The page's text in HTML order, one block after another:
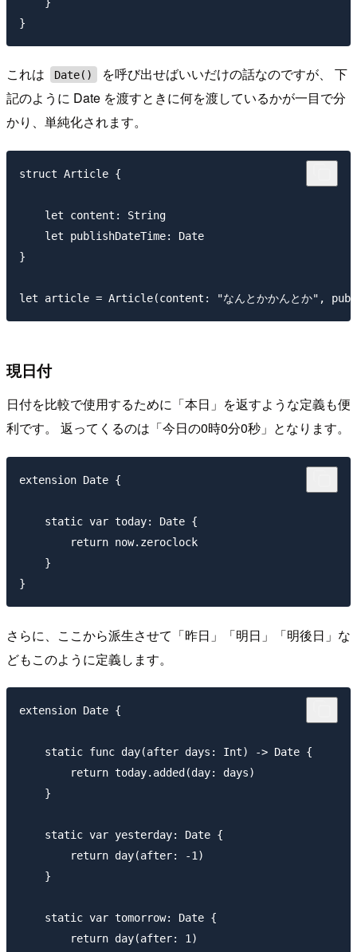
これは Date()
を呼び出せばいいだけの話なのですが、 下
記のように Date を渡すときに何を渡しているかが一目で分
かり、単純化されます。
struct Article {
    let content: String
    let publishDateTime: Date
}
現日付
日付を比較で使用するために「本日」を返すような定義も便
利です。 返ってくるのは「今日の0時0分0秒」となります。
extension Date {
    static var today: Date {
        return now.zeroclock
    }
さらに、ここから派生させて「昨日」「明日」「明後日」な
どもこのように定義します。
extension Date {
    static func day(after days: Int) -> Date {
        return today.added(day: days)
    }
    static var yesterday: Date {
        return day(after: -1)
    }
    static var tomorrow: Date {
        return day(after: 1)